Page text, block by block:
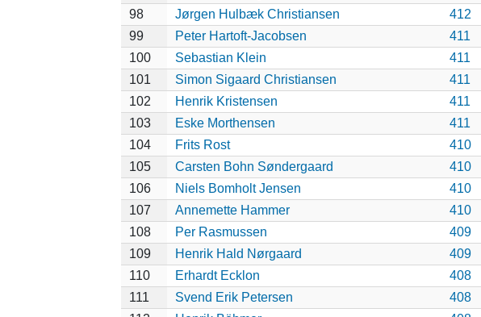
98
Jørgen Hulbæk Christiansen 412
99
Peter Hartoft-Jacobsen 411
100
Sebastian Klein
411
101
Simon Sigaard Christiansen
411
102
Henrik Kristensen
411
103
Eske Morthensen 411
104
Frits Rost 410
105
Carsten Bohn Søndergaard 410
106
Niels Bomholt Jensen 410
107
Annemette Hammer
410
108
Per Rasmussen 409
109
Henrik Hald Nørgaard
409
110
Erhardt Ecklon 408
111
Svend Erik Petersen 408